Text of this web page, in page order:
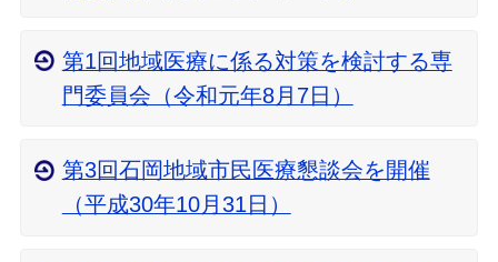
第1回地域医療に係る対策を検討する専
門委員会（令和元年8月7日）
第3回石岡地域市民医療懇談会を開催
（平成30年10月31日）